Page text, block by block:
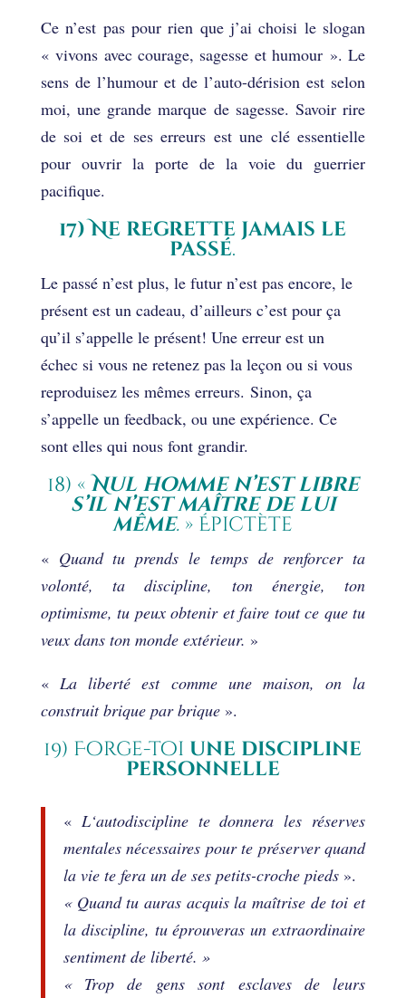
Ce n’est pas pour rien que j’ai choisi le slogan
« vivons avec courage, sagesse et humour ». Le
sens de l’humour et de l’auto-dérision est selon
moi, une grande marque de sagesse. Savoir rire
de soi et de ses erreurs est une clé essentielle
pour ouvrir la porte de la voie du guerrier
pacifique.
17) Ne regrette jamais le
passé.
Le passé n’est plus, le futur n’est pas encore, le
présent est un cadeau, d’ailleurs c’est pour ça
qu’il s’appelle le présent! Une erreur est un
échec si vous ne retenez pas la leçon ou si vous
reproduisez les mêmes erreurs. Sinon, ça
s’appelle un feedback, ou une expérience. Ce
sont elles qui nous font grandir.
18) «Nul homme n’est libre
s’il n’est maître de lui
même. » Épictète
« Quand tu prends le temps de renforcer ta
volonté, ta discipline, ton énergie, ton
optimisme, tu peux obtenir et faire tout ce que tu
veux dans ton monde extérieur. »
« La liberté est comme une maison, on la
construit brique par brique».
19) Forge-toi une discipline
personnelle
« L‘autodiscipline te donnera les réserves
mentales nécessaires pour te préserver quand
la vie te fera un de ses petits-croche pieds».
« Quand tu auras acquis la maîtrise de toi et
la discipline, tu éprouveras un extraordinaire
sentiment de liberté. »
« Trop de gens sont esclaves de leurs